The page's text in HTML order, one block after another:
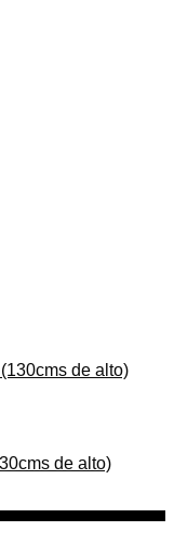
de alto)